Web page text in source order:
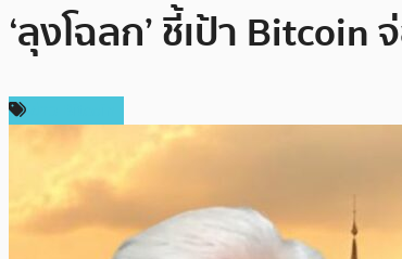
‘ลุงโฉลก’ ชี้เป้า